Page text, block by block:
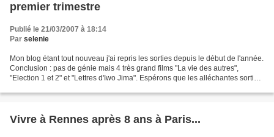
premier trimestre
Publié le 21/03/2007 à 18:14
Par selenie
Mon blog étant tout nouveau j'ai repris les sorties depuis le début de l'année.
Conclusion : pas de génie mais 4 très grand films "La vie des autres",
"Election 1 et 2" et "Lettres d'Iwo Jima". Espérons que les alléchantes sorties
Vivre à Rennes après 8 ans à Paris...